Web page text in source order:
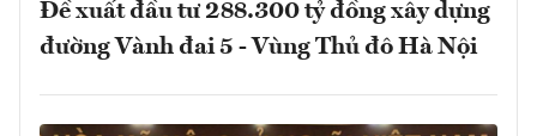
Đề xuất đầu tư 288.300 tỷ đồng xây dựng
đường Vành đai 5 - Vùng Thủ đô Hà Nội